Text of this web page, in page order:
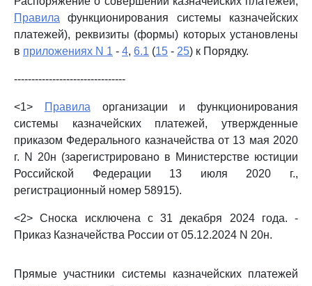
Правила функционирования системы казначейских
платежей), реквизиты (формы) которых установлены
в приложениях N 1 - 4, 6.1 (15 - 25) к Порядку.
--------------------------------
<1> Правила организации и функционирования
системы казначейских платежей, утвержденные
приказом Федерального казначейства от 13 мая 2020
г. N 20н (зарегистрировано в Министерстве юстиции
Российской Федерации 13 июля 2020 г.,
регистрационный номер 58915).
<2> Сноска исключена с 31 декабря 2024 года. -
Приказ Казначейства России от 05.12.2024 N 20н.
Прямые участники системы казначейских платежей